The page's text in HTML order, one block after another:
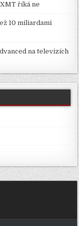
říká ne
10 miliardami
na televizích